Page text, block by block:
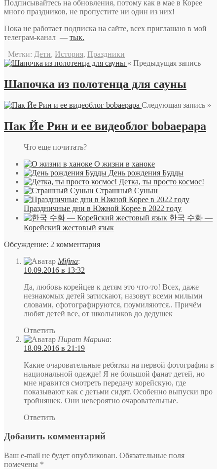
Подписывайтесь на обновления, потому как в мае в Корее
много праздников, не пропустите ни один из них!
Пока не работает подписка на сайте, всех приглашаю в мой
телеграм-канал — тык.
Метки: Дети, История, Праздники
« Предыдущая запись
Шапочка из полотенца для сауны
Следующая запись »
Пак Йе Рин и ее видеоблог bobaepapa
Что еще почитать?
О жизни в ханоке
День рождения Будды
Детка, ты просто космос!
Страшный Сунын
Праздничные дни в Южной Корее в 2022 году
한국 수화 —
Корейский жестовый язык
Обсуждение: 2 комментария
Mifina:
10.09.2016 в 13:32
Да, любовь корейцев к детям это что-то! Всех, даже
незнакомых детей затискают, назовут всеми милыми
словами, сфотографируются, поумиляются.. Причём
любят детей все, от школьников до дедушек
Ответить
Пират Марина:
18.09.2016 в 21:19
Какие очаровательные ребятки на первой фотографии в
национальной одежде! Я не большой фанат детей, но
мне нравится смотреть передачу корейскую, где
показывают как с детьми сидят. Особенно выпуски про
тройняшек. Они невероятно очаровательные.
Ответить
Добавить комментарий
Ваш e-mail не будет опубликован. Обязательные поля
помечены *